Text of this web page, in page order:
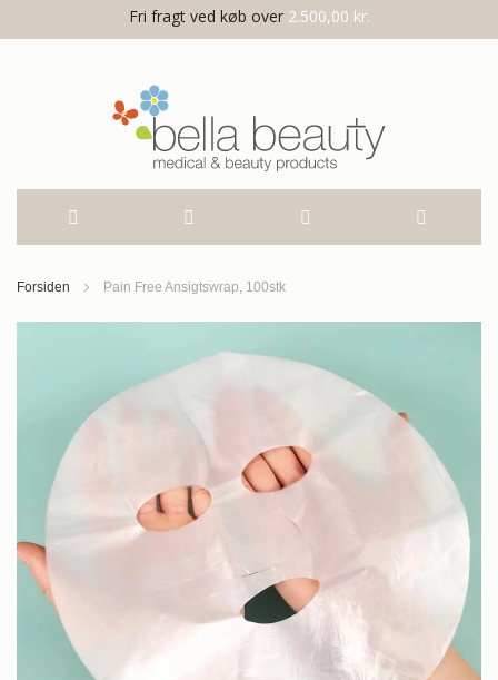
Fri fragt ved køb over 2.500,00 kr.
Forsiden Pain Free Ansigtswrap, 100stk
billedgalleriet